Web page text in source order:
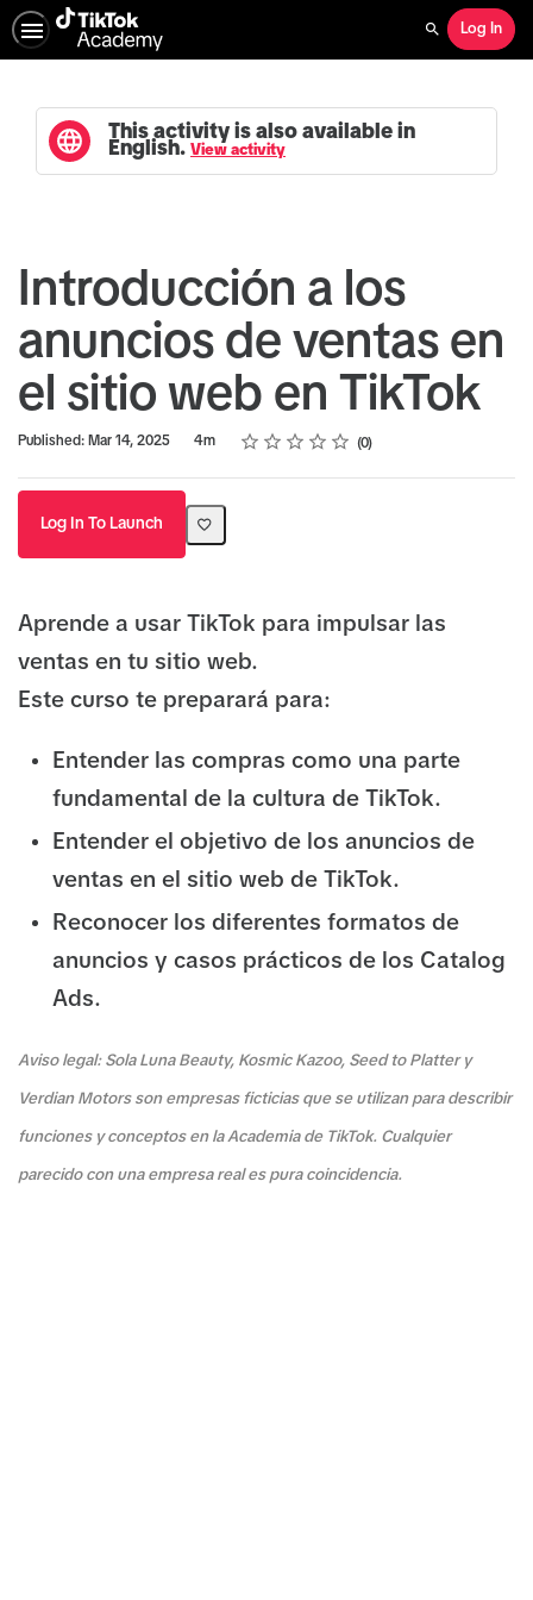
Search
Log In
This activity is also available in
English. View activity
Introducción a los
anuncios de ventas en
el sitio web en TikTok
Published: Mar 14, 2025
Duration 4m Rating
1 star
2 stars
3 stars
4 stars
5 stars
Average rating: 0 0
No reviews
Log In To Launch
Aprende a usar TikTok para impulsar las
ventas en tu sitio web.
Este curso te preparará para:
Entender las compras como una parte
fundamental de la cultura de TikTok.
Entender el objetivo de los anuncios de
ventas en el sitio web de TikTok.
Reconocer los diferentes formatos de
anuncios y casos prácticos de los Catalog
Ads.
Aviso legal: Sola Luna Beauty, Kosmic Kazoo, Seed to Platter y
Verdian Motors son empresas ficticias que se utilizan para describir
funciones y conceptos en la Academia de TikTok. Cualquier
parecido con una empresa real es pura coincidencia.